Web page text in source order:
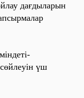
дағдыларын
үш